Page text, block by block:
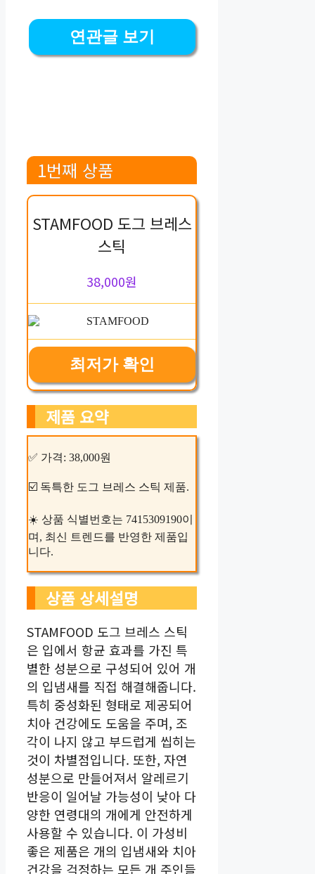
연관글 보기
1번째 상품
STAMFOOD 도그 브레스
스틱
38,000원
최저가 확인
제품 요약
✅ 가격: 38,000원
☑️ 독특한 도그 브레스 스틱 제품.
☀️ 상품 식별번호는 7415309190이
며, 최신 트렌드를 반영한 제품입
니다.
상품 상세설명
STAMFOOD 도그 브레스 스틱
은 입에서 항균 효과를 가진 특
별한 성분으로 구성되어 있어 개
의 입냄새를 직접 해결해줍니다.
특히 중성화된 형태로 제공되어
치아 건강에도 도움을 주며, 조
각이 나지 않고 부드럽게 씹히는
것이 차별점입니다. 또한, 자연
성분으로 만들어져서 알레르기
반응이 일어날 가능성이 낮아 다
양한 연령대의 개에게 안전하게
사용할 수 있습니다. 이 가성비
좋은 제품은 개의 입냄새와 치아
건강을 걱정하는 모든 개 주인들